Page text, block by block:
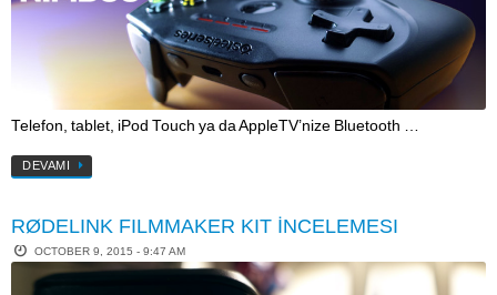
Telefon, tablet, iPod Touch ya da AppleTV’nize Bluetooth …
DEVAMI
RØDELINK FILMMAKER KIT İNCELEMESI
OCTOBER 9, 2015 - 9:47 AM